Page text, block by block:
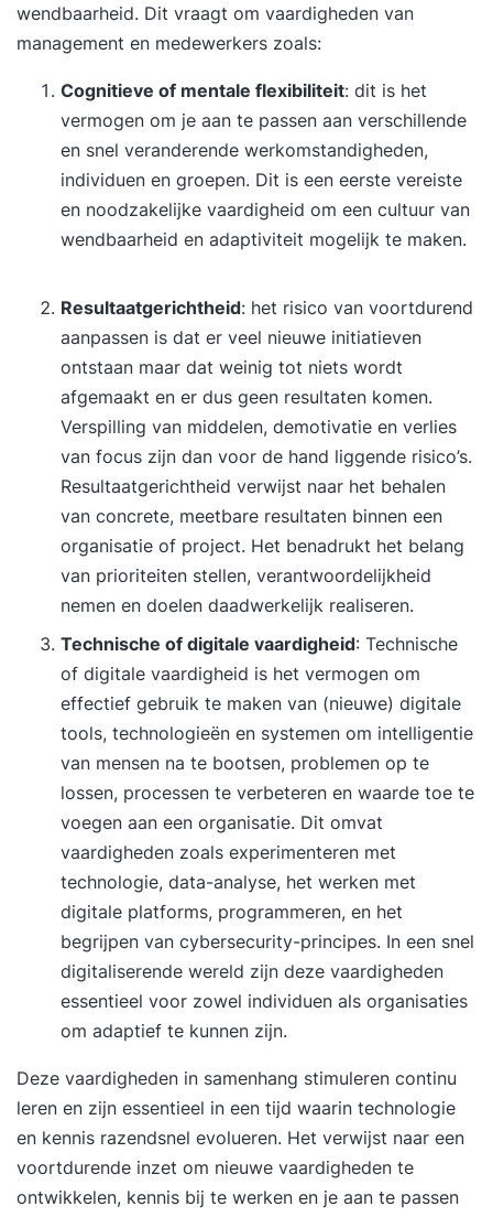
wendbaarheid. Dit vraagt om vaardigheden van
management en medewerkers zoals:
Cognitieve of mentale flexibiliteit: dit is het
vermogen om je aan te passen aan verschillende
en snel veranderende werkomstandigheden,
individuen en groepen. Dit is een eerste vereiste
en noodzakelijke vaardigheid om een cultuur van
wendbaarheid en adaptiviteit mogelijk te maken.
Resultaatgerichtheid: het risico van voortdurend
aanpassen is dat er veel nieuwe initiatieven
ontstaan maar dat weinig tot niets wordt
afgemaakt en er dus geen resultaten komen.
Verspilling van middelen, demotivatie en verlies
van focus zijn dan voor de hand liggende risico’s.
Resultaatgerichtheid verwijst naar het behalen
van concrete, meetbare resultaten binnen een
organisatie of project. Het benadrukt het belang
van prioriteiten stellen, verantwoordelijkheid
nemen en doelen daadwerkelijk realiseren.
Technische of digitale vaardigheid: Technische
of digitale vaardigheid is het vermogen om
effectief gebruik te maken van (nieuwe) digitale
tools, technologieën en systemen om intelligentie
van mensen na te bootsen, problemen op te
lossen, processen te verbeteren en waarde toe te
voegen aan een organisatie. Dit omvat
vaardigheden zoals experimenteren met
technologie, data-analyse, het werken met
digitale platforms, programmeren, en het
begrijpen van cybersecurity-principes. In een snel
digitaliserende wereld zijn deze vaardigheden
essentieel voor zowel individuen als organisaties
om adaptief te kunnen zijn.
Deze vaardigheden in samenhang stimuleren continu
leren en zijn essentieel in een tijd waarin technologie
en kennis razendsnel evolueren. Het verwijst naar een
voortdurende inzet om nieuwe vaardigheden te
ontwikkelen, kennis bij te werken en je aan te passen